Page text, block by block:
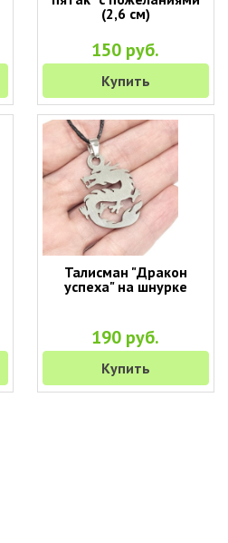
(2,6 см)
150 руб.
Купить
Талисман "Дракон
успеха" на шнурке
190 руб.
Купить